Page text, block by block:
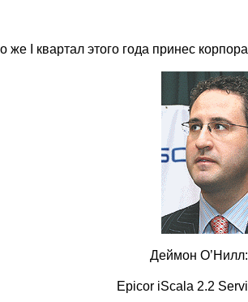
же I квартал этого года принес
Деймон
Epicor iScala 2.2